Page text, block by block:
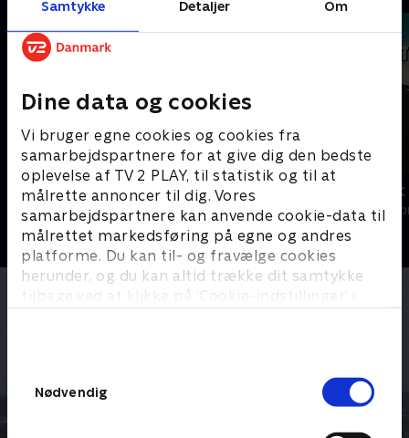
Samtykke Detaljer Om
Dine data og cookies
Vi bruger egne cookies og cookies fra
samarbejdspartnere for at give dig den bedste
oplevelse af TV 2 PLAY, til statistik og til at
målrette annoncer til dig. Vores
samarbejdspartnere kan anvende cookie-data til
målrettet markedsføring på egne og andres
platforme. Du kan til- og fravælge cookies
herunder, og du kan altid trække dit samtykke
tilbage ved at klikke på ’Cookie-indstillinger’ i
Nødvendig
Gutterne på kutterne
Livsstil • 7 sæsoner
Med
Livsstil • 1